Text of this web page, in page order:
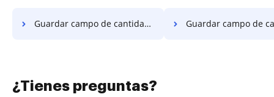
Guardar campo de cantidad en PDF en LG Guardar campo de cantidad en PDF
¿Tienes preguntas?